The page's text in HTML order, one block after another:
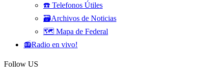
☎️ Telefonos Útiles
🗃️Archivos de Noticias
🗺️ Mapa de Federal
📻Radio en vivo!
Follow US